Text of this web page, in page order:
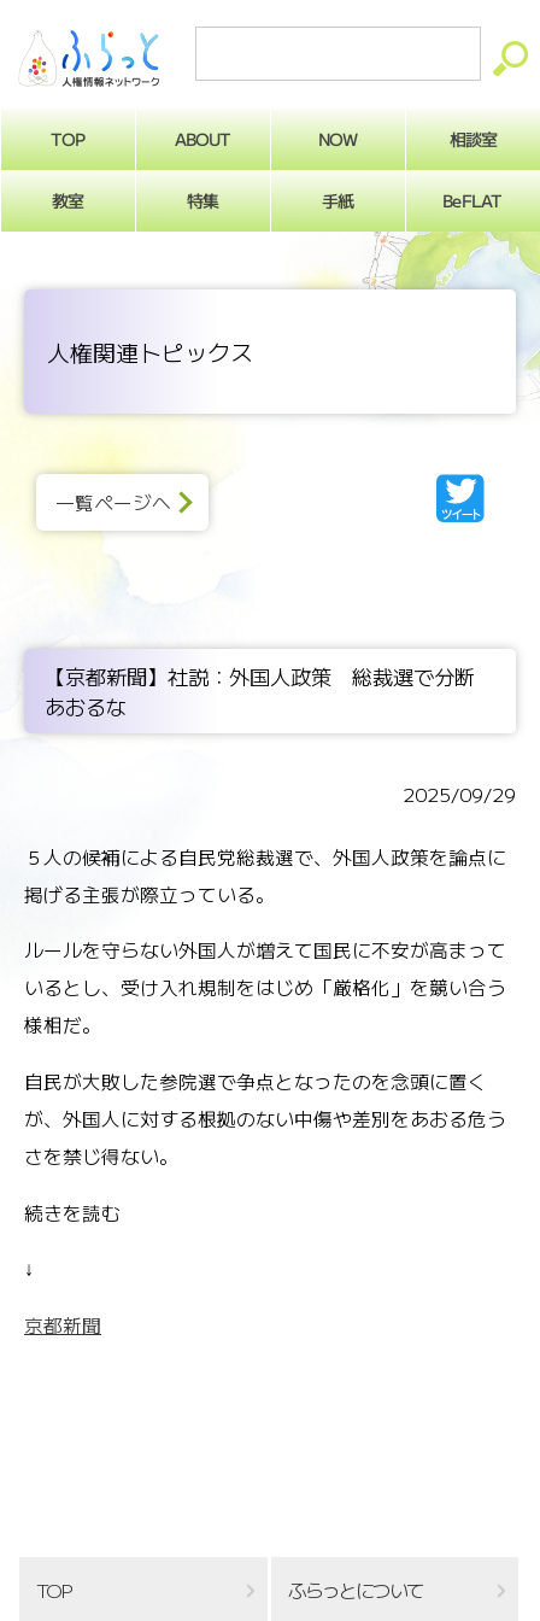
TOP ABOUT NOW 相談室
教室 特集 手紙 BeFLAT
人権関連トピックス
一覧ページへ
【京都新聞】社説：外国人政策 総裁選で分断
あおるな
2025/09/29
５人の候補による自民党総裁選で、外国人政策を論点に
掲げる主張が際立っている。
ルールを守らない外国人が増えて国民に不安が高まって
いるとし、受け入れ規制をはじめ「厳格化」を競い合う
様相だ。
自民が大敗した参院選で争点となったのを念頭に置く
が、外国人に対する根拠のない中傷や差別をあおる危う
さを禁じ得ない。
続きを読む
↓
京都新聞
TOP ふらっとについて